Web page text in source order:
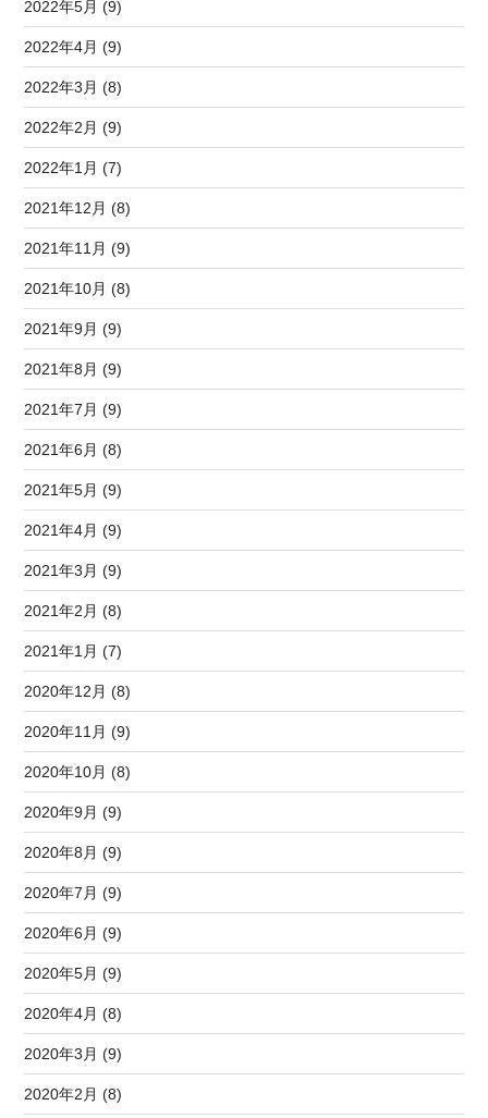
2022年5月 (9)
2022年4月 (9)
2022年3月 (8)
2022年2月 (9)
2022年1月 (7)
2021年12月 (8)
2021年11月 (9)
2021年10月 (8)
2021年9月 (9)
2021年8月 (9)
2021年7月 (9)
2021年6月 (8)
2021年5月 (9)
2021年4月 (9)
2021年3月 (9)
2021年2月 (8)
2021年1月 (7)
2020年12月 (8)
2020年11月 (9)
2020年10月 (8)
2020年9月 (9)
2020年8月 (9)
2020年7月 (9)
2020年6月 (9)
2020年5月 (9)
2020年4月 (8)
2020年3月 (9)
2020年2月 (8)